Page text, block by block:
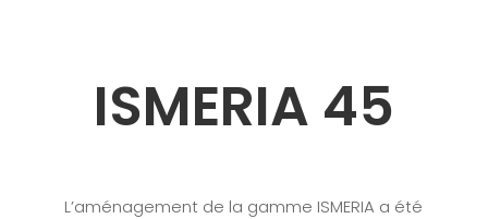
ISMERIA 45
L’aménagement de la gamme ISMERIA a été